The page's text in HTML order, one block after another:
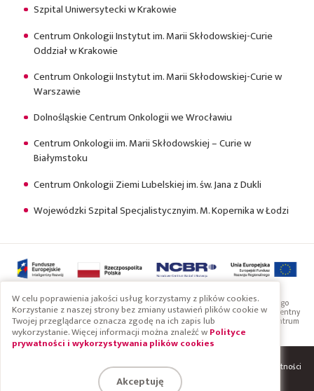
Szpital Uniwersytecki w Krakowie
Centrum Onkologii Instytut im. Marii Skłodowskiej-Curie
Oddział w Krakowie
Centrum Onkologii Instytut im. Marii Skłodowskiej-Curie w
Warszawie
Dolnośląskie Centrum Onkologii we Wrocławiu
Centrum Onkologii im. Marii Skłodowskiej – Curie w
Białymstoku
Centrum Onkologii Ziemi Lubelskiej im. św. Jana z Dukli
Wojewódzki Szpital Specjalistycznyim. M. Kopernika w Łodzi
Projekt współfinansowany przez Unię Europejską ze środków Europejskiego
Funduszu Rozwoju Regionalnego w ramach Programu Operacyjnego Inteligentny
Rozwój 2014-2020. Projekt realizowany w ramach konkursu Narodowego Centrum
Badań i Rozwoju: Szybka ścieżka
Copyright 2019 Braster S.A. System
Regulaminy i polityka prywatności
W celu poprawienia jakości usług korzystamy z plików cookies.
Korzystanie z naszej strony bez zmiany ustawień plików cookie w
Twojej przeglądarce oznacza zgodę na ich zapis lub
wykorzystanie. Więcej informacji można znaleźć wPolityce
prywatności i wykorzystywania plików cookies
Akceptuję